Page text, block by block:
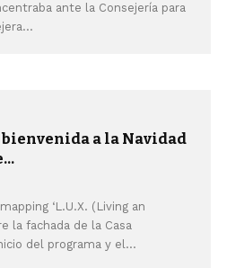
ante la Consejería para
a la Navidad
‘L.U.X. (Living an
la fachada de la Casa
del programa y el...